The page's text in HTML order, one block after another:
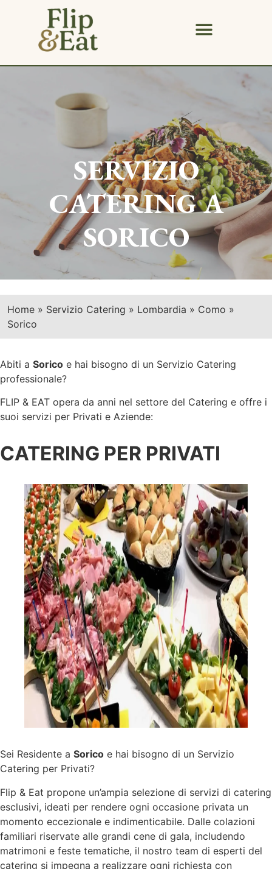
SERVIZIO
CATERING A
SORICO
Home » Servizio Catering » Lombardia » Como »
Sorico
Abiti a Sorico e hai bisogno di un Servizio Catering
professionale?
FLIP & EAT opera da anni nel settore del Catering e offre i
suoi servizi per Privati e Aziende:
CATERING PER PRIVATI
Sei Residente a Sorico e hai bisogno di un Servizio
Catering per Privati?
Flip & Eat propone un’ampia selezione di servizi di catering
esclusivi, ideati per rendere ogni occasione privata un
momento eccezionale e indimenticabile. Dalle colazioni
familiari riservate alle grandi cene di gala, includendo
matrimoni e feste tematiche, il nostro team di esperti del
catering si impegna a realizzare ogni richiesta con